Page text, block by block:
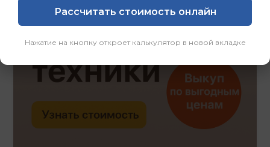
Рассчитать стоимость онлайн
Нажатие на кнопку откроет калькулятор в новой вкладке